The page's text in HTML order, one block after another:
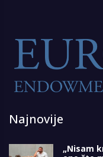
Najnovije
„Nisam